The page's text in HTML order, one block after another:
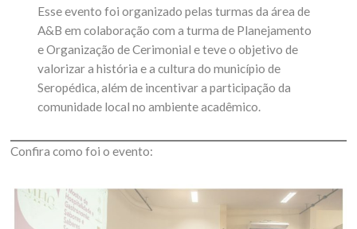
Esse evento foi organizado pelas turmas da área de
A&B em colaboração com a turma de Planejamento
e Organização de Cerimonial e teve o objetivo de
valorizar a história e a cultura do município de
Seropédica, além de incentivar a participação da
comunidade local no ambiente acadêmico.
Confira como foi o evento: